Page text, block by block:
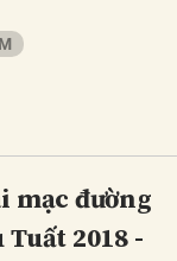
mạc đường
2018 -